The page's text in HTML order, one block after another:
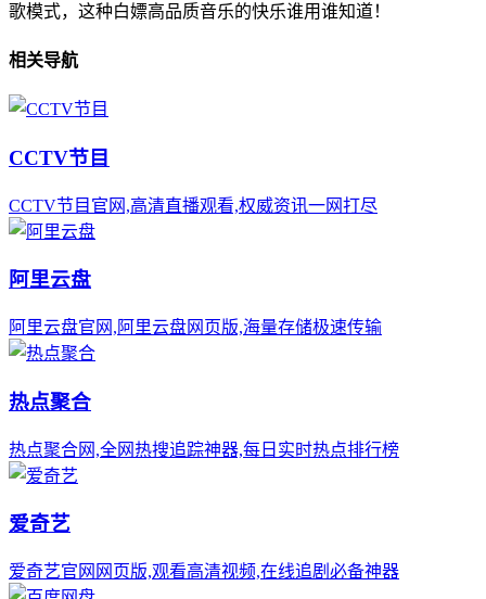
歌模式，这种白嫖高品质音乐的快乐谁用谁知道！
相关导航
CCTV节目
CCTV节目官网,高清直播观看,权威资讯一网打尽
阿里云盘
阿里云盘官网,阿里云盘网页版,海量存储极速传输
热点聚合
热点聚合网,全网热搜追踪神器,每日实时热点排行榜
爱奇艺
爱奇艺官网网页版,观看高清视频,在线追剧必备神器